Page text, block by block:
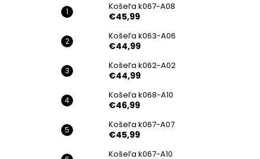
Košeľa k067-A08
€45,99
Košeľa k063-A06
€44,99
Košeľa k062-A02
€44,99
Košeľa k068-A10
€46,99
Košeľa k067-A07
€45,99
Košeľa k067-A10